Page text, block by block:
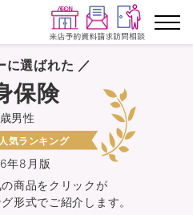
ら探す
る
探す
会員さま専用保険
に選ばれた ／
年8月版
男性
保険
気ランキング
商品をクリックが
形式でご紹介します。